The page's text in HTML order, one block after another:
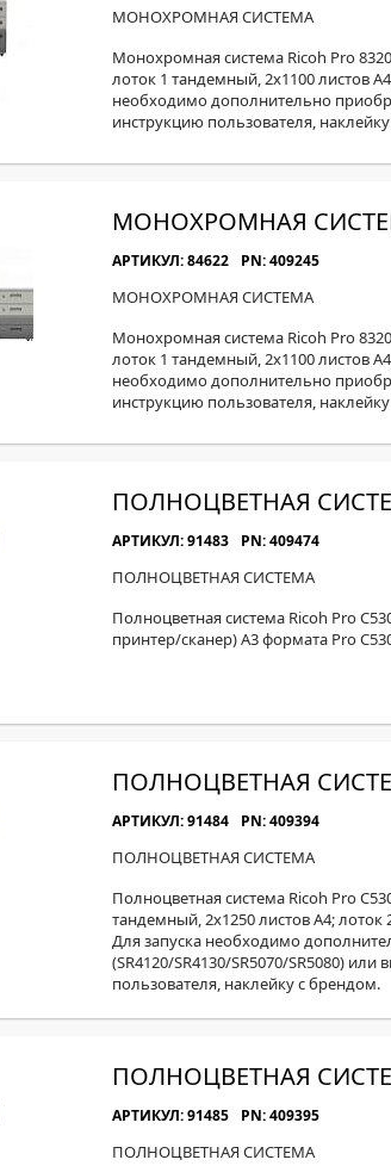
МОНОХРОМНАЯ СИСТЕМА
Монохромная система Ricoh Pro
лоток 1 тандемный, 2x1100 листов
необходимо дополнительно
инструкцию пользователя,
МОНОХРОМНАЯ
АРТИКУЛ: 84622 PN: 409245
МОНОХРОМНАЯ СИСТЕМА
Монохромная система Ricoh Pro
лоток 1 тандемный, 2x1100 листов
необходимо дополнительно
инструкцию пользователя,
ПОЛНОЦВЕТНАЯ
АРТИКУЛ: 91483 PN: 409474
ПОЛНОЦВЕТНАЯ СИСТЕМА
Полноцветная система Ricoh Pro
принтер/сканер) А3 формата Pro
ПОЛНОЦВЕТНАЯ
АРТИКУЛ: 91484 PN: 409394
ПОЛНОЦВЕТНАЯ СИСТЕМА
Полноцветная система Ricoh Pro
тандемный, 2x1250 листов А4; лоток
Для запуска необходимо
(SR4120/SR4130/SR5070/SR5080)
пользователя, наклейку с брендом.
ПОЛНОЦВЕТНАЯ
АРТИКУЛ: 91485 PN: 409395
ПОЛНОЦВЕТНАЯ СИСТЕМА